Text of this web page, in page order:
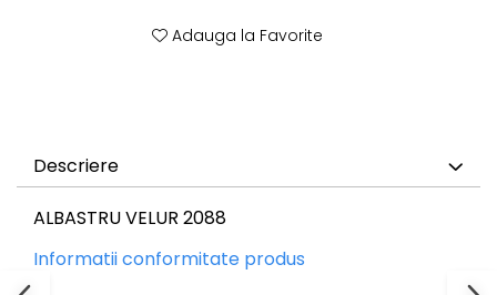
Adauga la Favorite
Descriere
ALBASTRU VELUR 2088
Informatii conformitate produs